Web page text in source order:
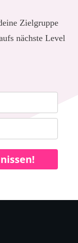
Zielgruppe
nächste Level